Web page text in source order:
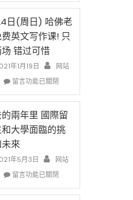
OPT
開
刀〉
中
請
H-
1B
簽
證
高
薪
者
先
得〉
中
任
在
即
移
民
政
策
改
H-
1B
樂
透
(lottery)
取
消〉
中
日(周日) 哈佛老
英文写作课! 只
错过可惜
年1月19日
网站
在
月
24
日
(周
日)
哈
佛
师
留言功能已關閉
兩年里 國際留
大學面臨的挑
來
年5月3日
网站
在
去
留言功能已關閉